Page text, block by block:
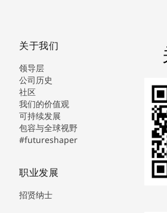
关于我们
领导层
公司历史
社区
我们的价值观
可持续发展
包容与全球视野
#futureshaper
职业发展
招贤纳士